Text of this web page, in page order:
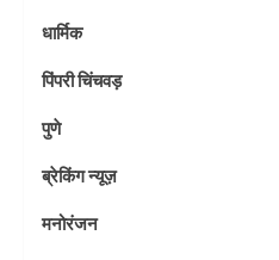
धार्मिक
पिंपरी चिंचवड़
पुणे
ब्रेकिंग न्यूज़
मनोरंजन